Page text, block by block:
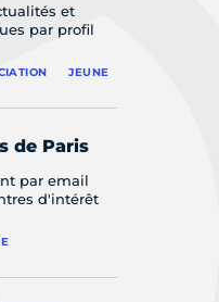
et
par profil
JEUNE
de Paris
par email
d'intérêt